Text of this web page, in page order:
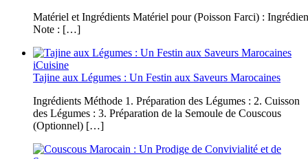
Matériel et Ingrédients Matériel pour (Poisson Farci) :
Note : […]
iCuisine
Tajine aux Légumes : Un Festin aux Saveurs Marocaines
Ingrédients Méthode 1. Préparation des Légumes : 2. Cuisson
des Légumes : 3. Préparation de la Semoule de Couscous
(Optionnel) […]